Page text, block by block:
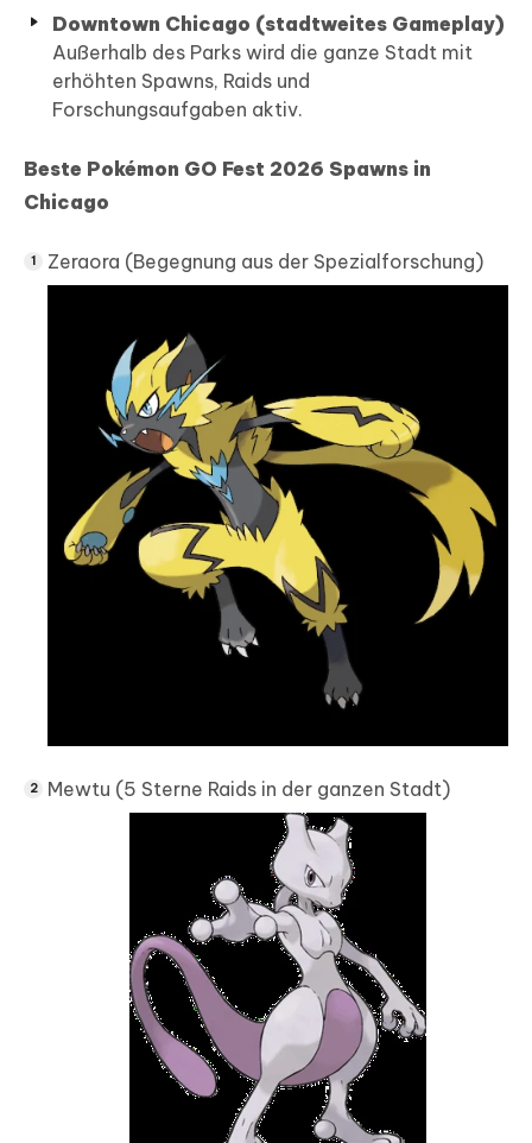
Downtown Chicago (stadtweites Gameplay)
Außerhalb des Parks wird die ganze Stadt mit
erhöhten Spawns, Raids und
Forschungsaufgaben aktiv.
Beste Pokémon GO Fest 2026 Spawns in
Chicago
Zeraora (Begegnung aus der Spezialforschung)
Mewtu (5 Sterne Raids in der ganzen Stadt)